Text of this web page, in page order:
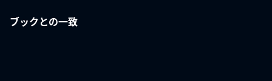
ブックとの一致